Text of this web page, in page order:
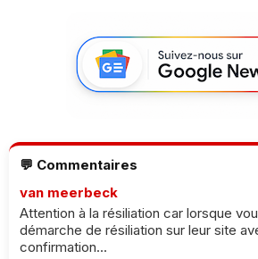
💬 Commentaires
van meerbeck
Attention à la résiliation car lorsque
démarche de résiliation sur leur site
confirmation...